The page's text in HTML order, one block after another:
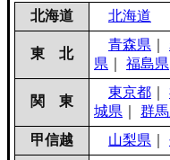
北海道 北海道
東 北
青森県
県
福島県
関 東
東京都
城県
群
甲信越
山梨県